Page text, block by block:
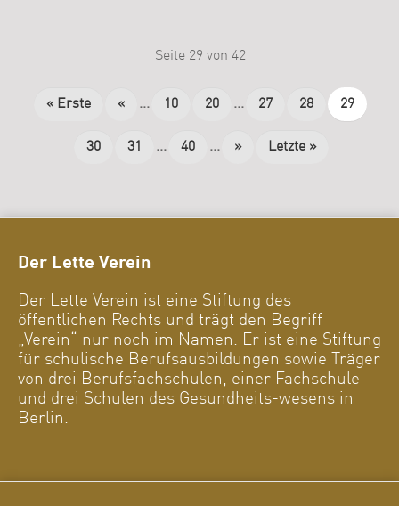
Seite 29 von 42
« Erste « ... 10 20 ... 27 28 29
30 31 ... 40 ... » Letzte »
Der Lette Verein
Der Lette Verein ist eine Stiftung des
öffentlichen Rechts und trägt den Begriff
„Verein“ nur noch im Namen. Er ist eine Stiftung
für schulische Berufsausbildungen sowie Träger
von drei Berufsfachschulen, einer Fachschule
und drei Schulen des Gesundheits-wesens in
Berlin.